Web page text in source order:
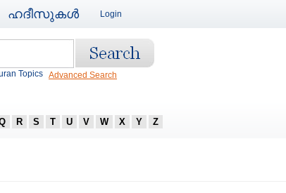
ഹദീസുകള്‍ Login
Topics Advanced Search
R S T U V W X Y Z